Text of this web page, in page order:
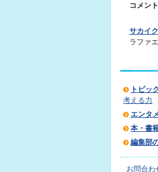
コメント
サカイク
ラファ
トピッ
考える力
エンタ
本・書
編集部
お問合わ